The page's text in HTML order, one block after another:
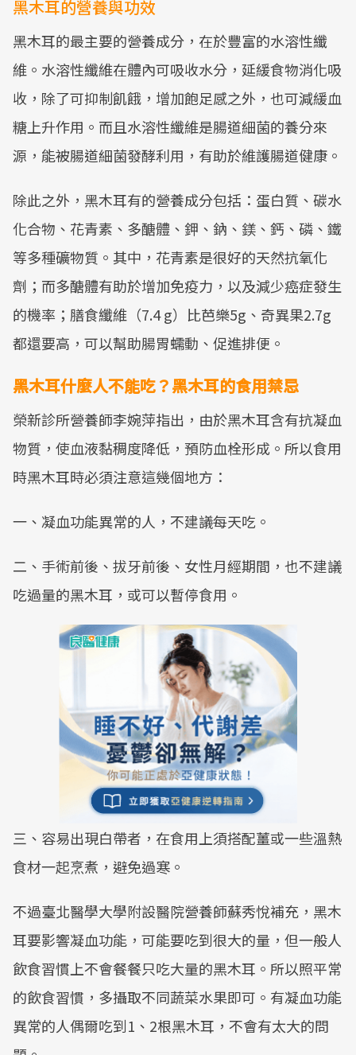
黑木耳的營養與功效
黑木耳的最主要的營養成分，在於豐富的水溶性纖
維。水溶性纖維在體內可吸收水分，延緩食物消化吸
收，除了可抑制飢餓，增加飽足感之外，也可減緩血
糖上升作用。而且水溶性纖維是腸道細菌的養分來
源，能被腸道細菌發酵利用，有助於維護腸道健康。
除此之外，黑木耳有的營養成分包括：蛋白質、碳水
化合物、花青素、多醣體、鉀、鈉、鎂、鈣、磷、鐵
等多種礦物質。其中，花青素是很好的天然抗氧化
劑；而多醣體有助於增加免疫力，以及減少癌症發生
的機率；膳食纖維（7.4 g）比芭樂5g、奇異果2.7g
都還要高，可以幫助腸胃蠕動、促進排便。
黑木耳什麼人不能吃？黑木耳的食用禁忌
榮新診所營養師李婉萍指出，由於黑木耳含有抗凝血
物質，使血液黏稠度降低，預防血栓形成。所以食用
時黑木耳時必須注意這幾個地方：
一、凝血功能異常的人，不建議每天吃。
二、手術前後、拔牙前後、女性月經期間，也不建議
吃過量的黑木耳，或可以暫停食用。
三、容易出現白帶者，在食用上須搭配薑或一些溫熱
食材一起烹煮，避免過寒。
不過臺北醫學大學附設醫院營養師蘇秀悅補充，黑木
耳要影響凝血功能，可能要吃到很大的量，但一般人
飲食習慣上不會餐餐只吃大量的黑木耳。所以照平常
的飲食習慣，多攝取不同蔬菜水果即可。有凝血功能
異常的人偶爾吃到1、2根黑木耳，不會有太大的問